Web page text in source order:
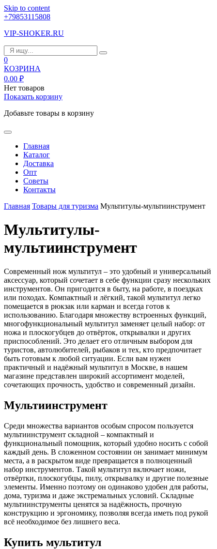
Skip to content
+79853115808
VIP-SHOKER.RU
0
КОЗРИНА
0.00 ₽
Нет товаров
Показать корзину
Добавьте товары в корзину
Главная
Каталог
Доставка
Опт
Советы
Контакты
Главная Товары для туризма Мультитулы-мультиинструмент
Мультитулы-
мультиинструмент
Современный нож мультитул – это удобный и универсальный
аксессуар, который сочетает в себе функции сразу нескольких
инструментов. Он пригодится в быту, на работе, в поездках
или походах. Компактный и лёгкий, такой мультитул легко
помещается в рюкзак или карман и всегда готов к
использованию. Благодаря множеству встроенных функций,
многофункциональный мультитул заменяет целый набор: от
ножа и плоскогубцев до отвёрток, открывалки и других
приспособлений. Это делает его отличным выбором для
туристов, автолюбителей, рыбаков и тех, кто предпочитает
быть готовым к любой ситуации. Если вам нужен
практичный и надёжный мультитул в Москве, в нашем
магазине представлен широкий ассортимент моделей,
сочетающих прочность, удобство и современный дизайн.
Мультиинструмент
Среди множества вариантов особым спросом пользуется
мультиинструмент складной – компактный и
функциональный помощник, который удобно носить с собой
каждый день. В сложенном состоянии он занимает минимум
места, а в раскрытом виде превращается в полноценный
набор инструментов. Такой мультитул включает ножи,
отвёртки, плоскогубцы, пилу, открывалку и другие полезные
элементы. Именно поэтому он одинаково удобен для работы,
дома, туризма и даже экстремальных условий. Складные
мультиинструменты ценятся за надёжность, прочную
конструкцию и эргономику, позволяя всегда иметь под рукой
всё необходимое без лишнего веса.
Купить мультитул